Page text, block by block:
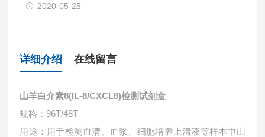
2020-05-25
详细介绍 在线留言
山羊白介素8(IL-8/CXCL8)检测试剂盒
规格：96T/48T
用途：用于检测血清、血浆、细胞培养上清液等样本中 山